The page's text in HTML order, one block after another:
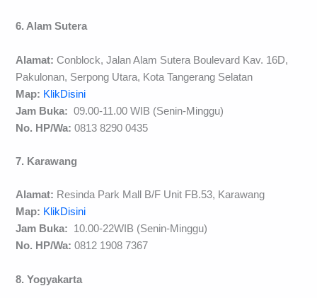
6. Alam Sutera
Alamat: Conblock, Jalan Alam Sutera Boulevard Kav. 16D,
Pakulonan, Serpong Utara, Kota Tangerang Selatan
Map: KlikDisini
Jam Buka: 09.00-11.00 WIB (Senin-Minggu)
No. HP/Wa: 0813 8290 0435
7. Karawang
Alamat: Resinda Park Mall B/F Unit FB.53, Karawang
Map: KlikDisini
Jam Buka: 10.00-22WIB (Senin-Minggu)
No. HP/Wa: 0812 1908 7367
8. Yogyakarta